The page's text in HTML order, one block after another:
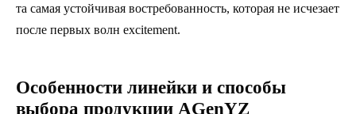
та самая устойчивая востребованность, которая не исчезает
после первых волн excitement.
Особенности линейки и способы
выбора продукции AGenYZ